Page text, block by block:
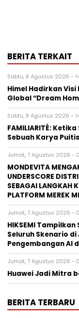
BERITA TERKAIT
Sabtu, 8 Agustus 2026 -
Himel Hadirkan
Global “Dream
Sabtu, 8 Agustus 2026 -
FAMILIARITÉ:
Sebuah Karya Puitis
Jumat, 7 Agustus 2026 -
MONDEVITA
UNDERSCORE
SEBAGAI LANGKAH
PLATFORM MEREK
Jumat, 7 Agustus 2026 -
HIKSEMI
Seluruh Skenario di
Pengembangan AI
Jumat, 7 Agustus 2026 -
Huawei Jadi Mitra
BERITA TERBARU